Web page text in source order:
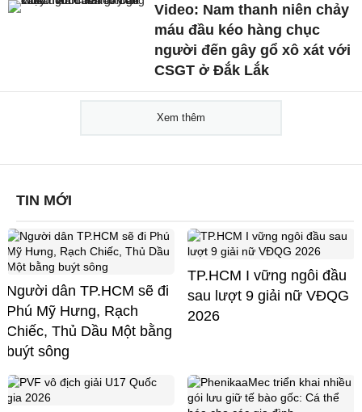
Video: Nam thanh niên chảy
máu đầu kéo hàng chục
người đến gây gổ xô xát với
CSGT ở Đắk Lắk
Xem thêm
TIN MỚI
Người dân TP.HCM sẽ đi
Phú Mỹ Hưng, Rạch
Chiếc, Thủ Dầu Một bằng
buýt sông
TP.HCM I vững ngôi đầu
sau lượt 9 giải nữ VĐQG
2026